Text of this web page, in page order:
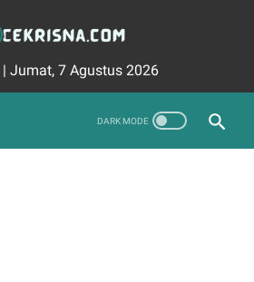
| Jumat, 7 Agustus 2026